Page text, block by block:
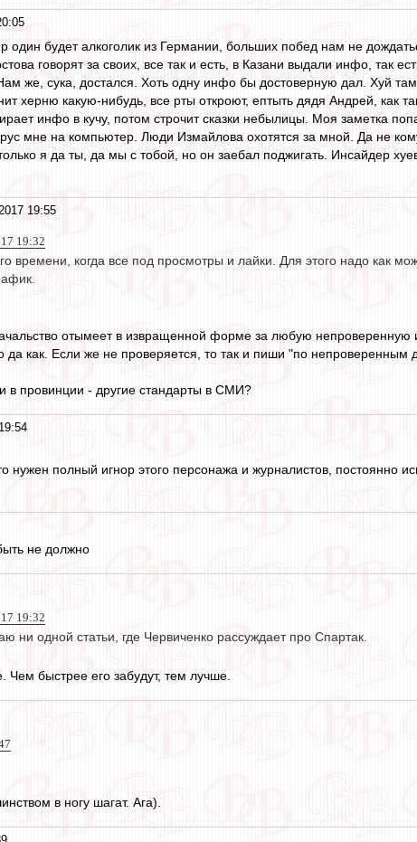
один будет алкоголик из Германии, больших побед нам не
говорят за своих, все так и есть, в Казани выдали инфо, так
же, сука, достался. Хоть одну инфо бы достоверную дал. Хуй
херню какую-нибудь, все рты откроют, ептыть дядя Андрей, как
инфо в кучу, потом строчит сказки небылицы. Моя заметка
мне на компьютер. Люди Измайлова охотятся за мной. Да не
я да ты, да мы с тобой, но он заебал поджигать. Инсайдер
19:55
19:32
времени, когда все под просмотры и лайки. Для этого надо как
отымеет в извращенной форме за любую
да как. Если же не проверяется, то так и пиши "по
в провинции - другие стандарты в СМИ?
нужен полный игнор этого персонажа и журналистов, постоянно
не должно
19:32
ни одной статьи, где Червиченко рассуждает про Спартак.
Чем быстрее его забудут, тем лучше.
в ногу шагат. Ага).